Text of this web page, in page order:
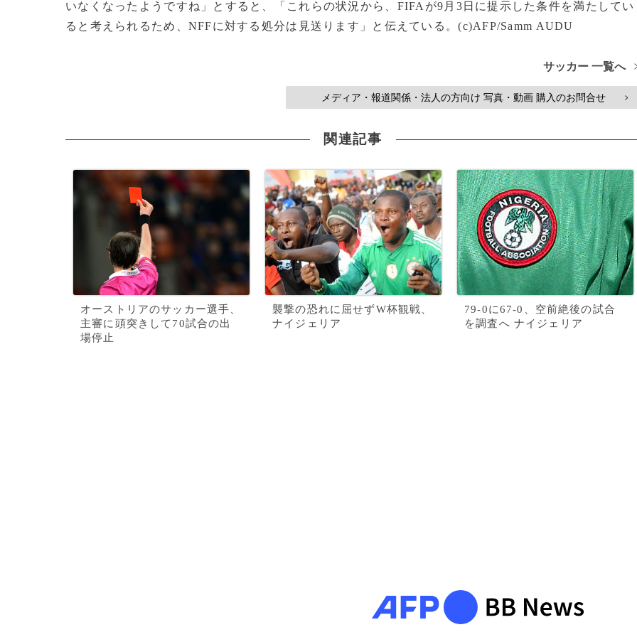
いなくなったようですね」とすると、「これらの状況から、FIFAが9月3日に提示した条件を満たしてい
ると考えられるため、NFFに対する処分は見送ります」と伝えている。(c)AFP/Samm AUDU
サッカー 一覧へ
メディア・報道関係・法人の方向け 写真・動画 購入のお問合せ >
関連記事
オーストリアのサッカー選手、
主審に頭突きして70試合の出
場停止
襲撃の恐れに屈せずW杯観戦、
ナイジェリア
79-0に67-0、空前絶後の試合
を調査へ ナイジェリア